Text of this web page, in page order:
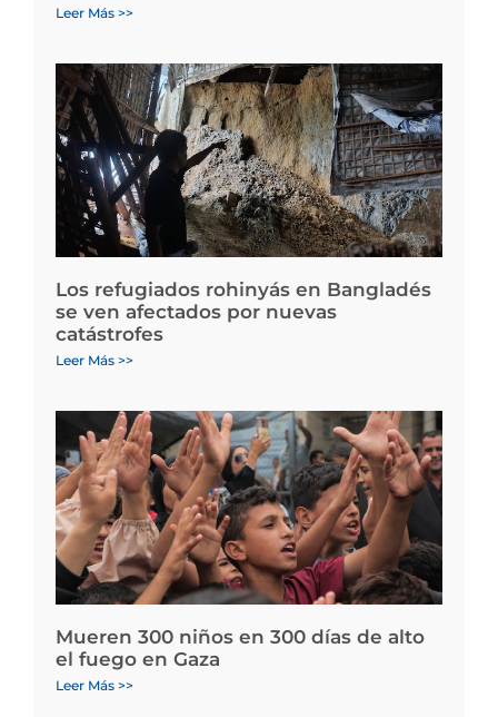
Leer Más >>
Los refugiados rohinyás en Bangladés
se ven afectados por nuevas
catástrofes
Leer Más >>
Mueren 300 niños en 300 días de alto
el fuego en Gaza
Leer Más >>